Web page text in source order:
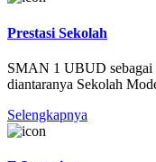
Prestasi Sekolah
SMAN 1 UBUD sebagai
diantaranya Sekolah
Selengkapnya